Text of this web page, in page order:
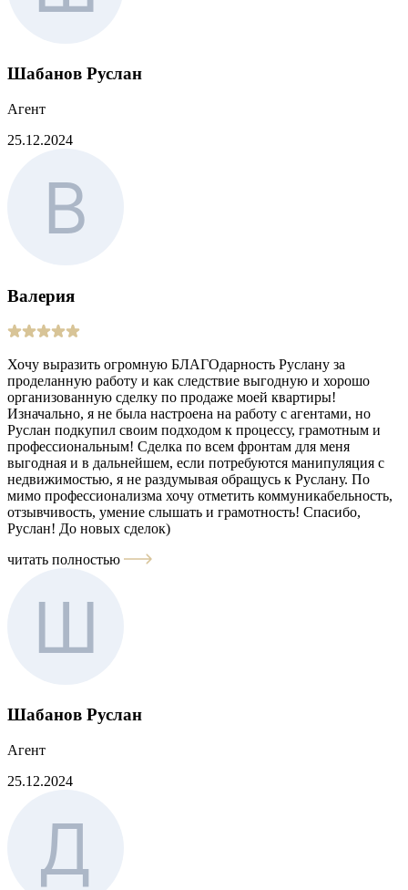
Шабанов Руслан
Агент
25.12.2024
Валерия
Хочу выразить огромную БЛАГОдарность Руслану за
проделанную работу и как следствие выгодную и хорошо
организованную сделку по продаже моей квартиры!
Изначально, я не была настроена на работу с агентами, но
Руслан подкупил своим подходом к процессу, грамотным и
профессиональным! Сделка по всем фронтам для меня
выгодная и в дальнейшем, если потребуются манипуляция с
недвижимостью, я не раздумывая обращусь к Руслану. По
мимо профессионализма хочу отметить коммуникабельность,
отзывчивость, умение слышать и грамотность! Спасибо,
Руслан! До новых сделок)
читать полностью
Шабанов Руслан
Агент
25.12.2024